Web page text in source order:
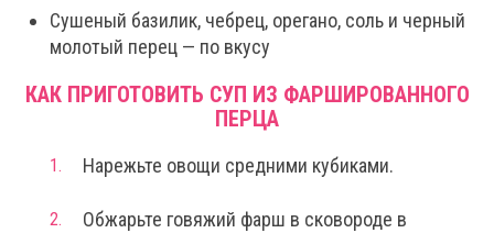
Сушеный базилик, чебрец, орегано, соль и черный
молотый перец — по вкусу
КАК ПРИГОТОВИТЬ СУП ИЗ ФАРШИРОВАННОГО
ПЕРЦА
Нарежьте овощи средними кубиками.
Обжарьте говяжий фарш в сковороде в